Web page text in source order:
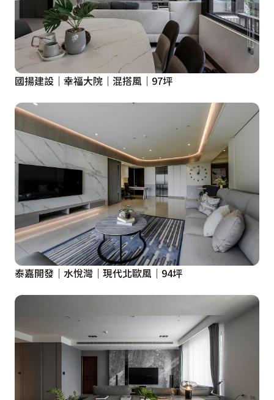
國揚建設｜幸福大院｜混搭風｜97坪
泰嘉開發｜水悅灣｜現代北歐風｜94坪